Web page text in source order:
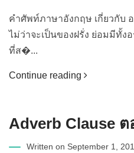
คำศัพท์ภาษาอังกฤษ เกี่ยวกับ
ไม่ว่าจะเป็นของฝรั่ง ย่อมมีทั้
ที่ส�...
Continue reading
Adverb Clause
Written on September 1,